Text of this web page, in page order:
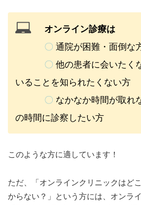
オンライン診療は
〇 通院が困難・面倒な
〇 他の患者に会いたく
いることを知られたくない方
〇 なかなか時間が取れ
の時間に診察したい方
このような方に適しています！
ただ、「オンラインクリニックはど
からない？」という方には、オンラ